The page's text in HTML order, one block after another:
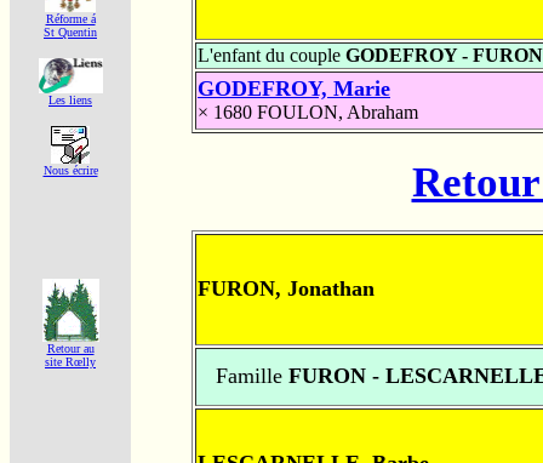
Réforme á
St Quentin
Les liens
Nous écrire
Retour au
site Rœlly
L'enfant du couple GODEFROY - FURON
GODEFROY, Marie
× 1680 FOULON, Abraham
FURON, Jonathan
FamilleFURON -